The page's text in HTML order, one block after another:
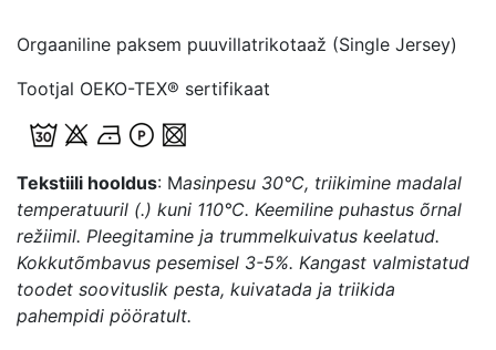
Orgaaniline paksem puuvillatrikotaaž (Single Jersey)
Tootjal OEKO-TEX® sertifikaat
Tekstiili hooldus: Masinpesu 30°C, triikimine madalal
temperatuuril (.) kuni 110°C. Keemiline puhastus õrnal
režiimil. Pleegitamine ja trummelkuivatus keelatud.
Kokkutõmbavus pesemisel 3-5%. Kangast valmistatud
toodet soovituslik pesta, kuivatada ja triikida
pahempidi pööratult.